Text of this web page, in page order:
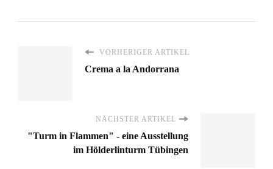
VORHERIGER ARTIKEL
Crema a la Andorrana
NÄCHSTER ARTIKEL
"Turm in Flammen" - eine Ausstellung
im Hölderlinturm Tübingen